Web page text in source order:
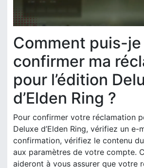
Comment puis-je
confirmer ma
pour l’édition
d’Elden Ring ?
Pour confirmer votre réclamation
Deluxe d’Elden Ring, vérifiez un e-
confirmation, vérifiez le contenu
aux paramètres de votre compte.
aideront à vous assurer que votre